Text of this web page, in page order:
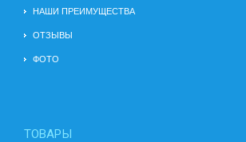
НАШИ ПРЕИМУЩЕСТВА
ОТЗЫВЫ
ФОТО
ТОВАРЫ